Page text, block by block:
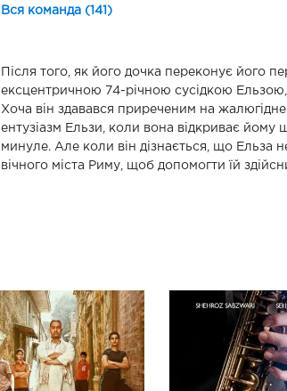
Вся команда (141)
Після того, як його дочка переконує його
ексцентричною 74-річною сусідкою
Хоча він здавався приреченим на
ентузіазм Ельзи, коли вона відкриває
минуле. Але коли він дізнається, що Ельза
вічного міста Риму, щоб допомогти їй